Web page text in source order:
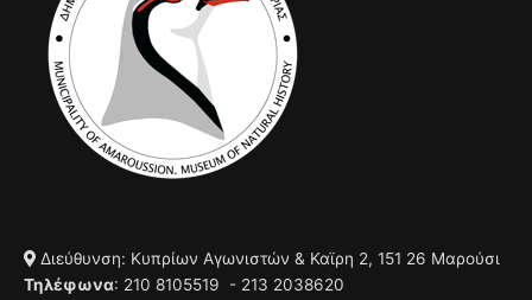
Διεύθυνση: Κυπρίων Αγωνιστών & Καϊρη 2, 151 26 Μαρούσι
Τηλέφωνα: 210 8105519 - 213 2038620